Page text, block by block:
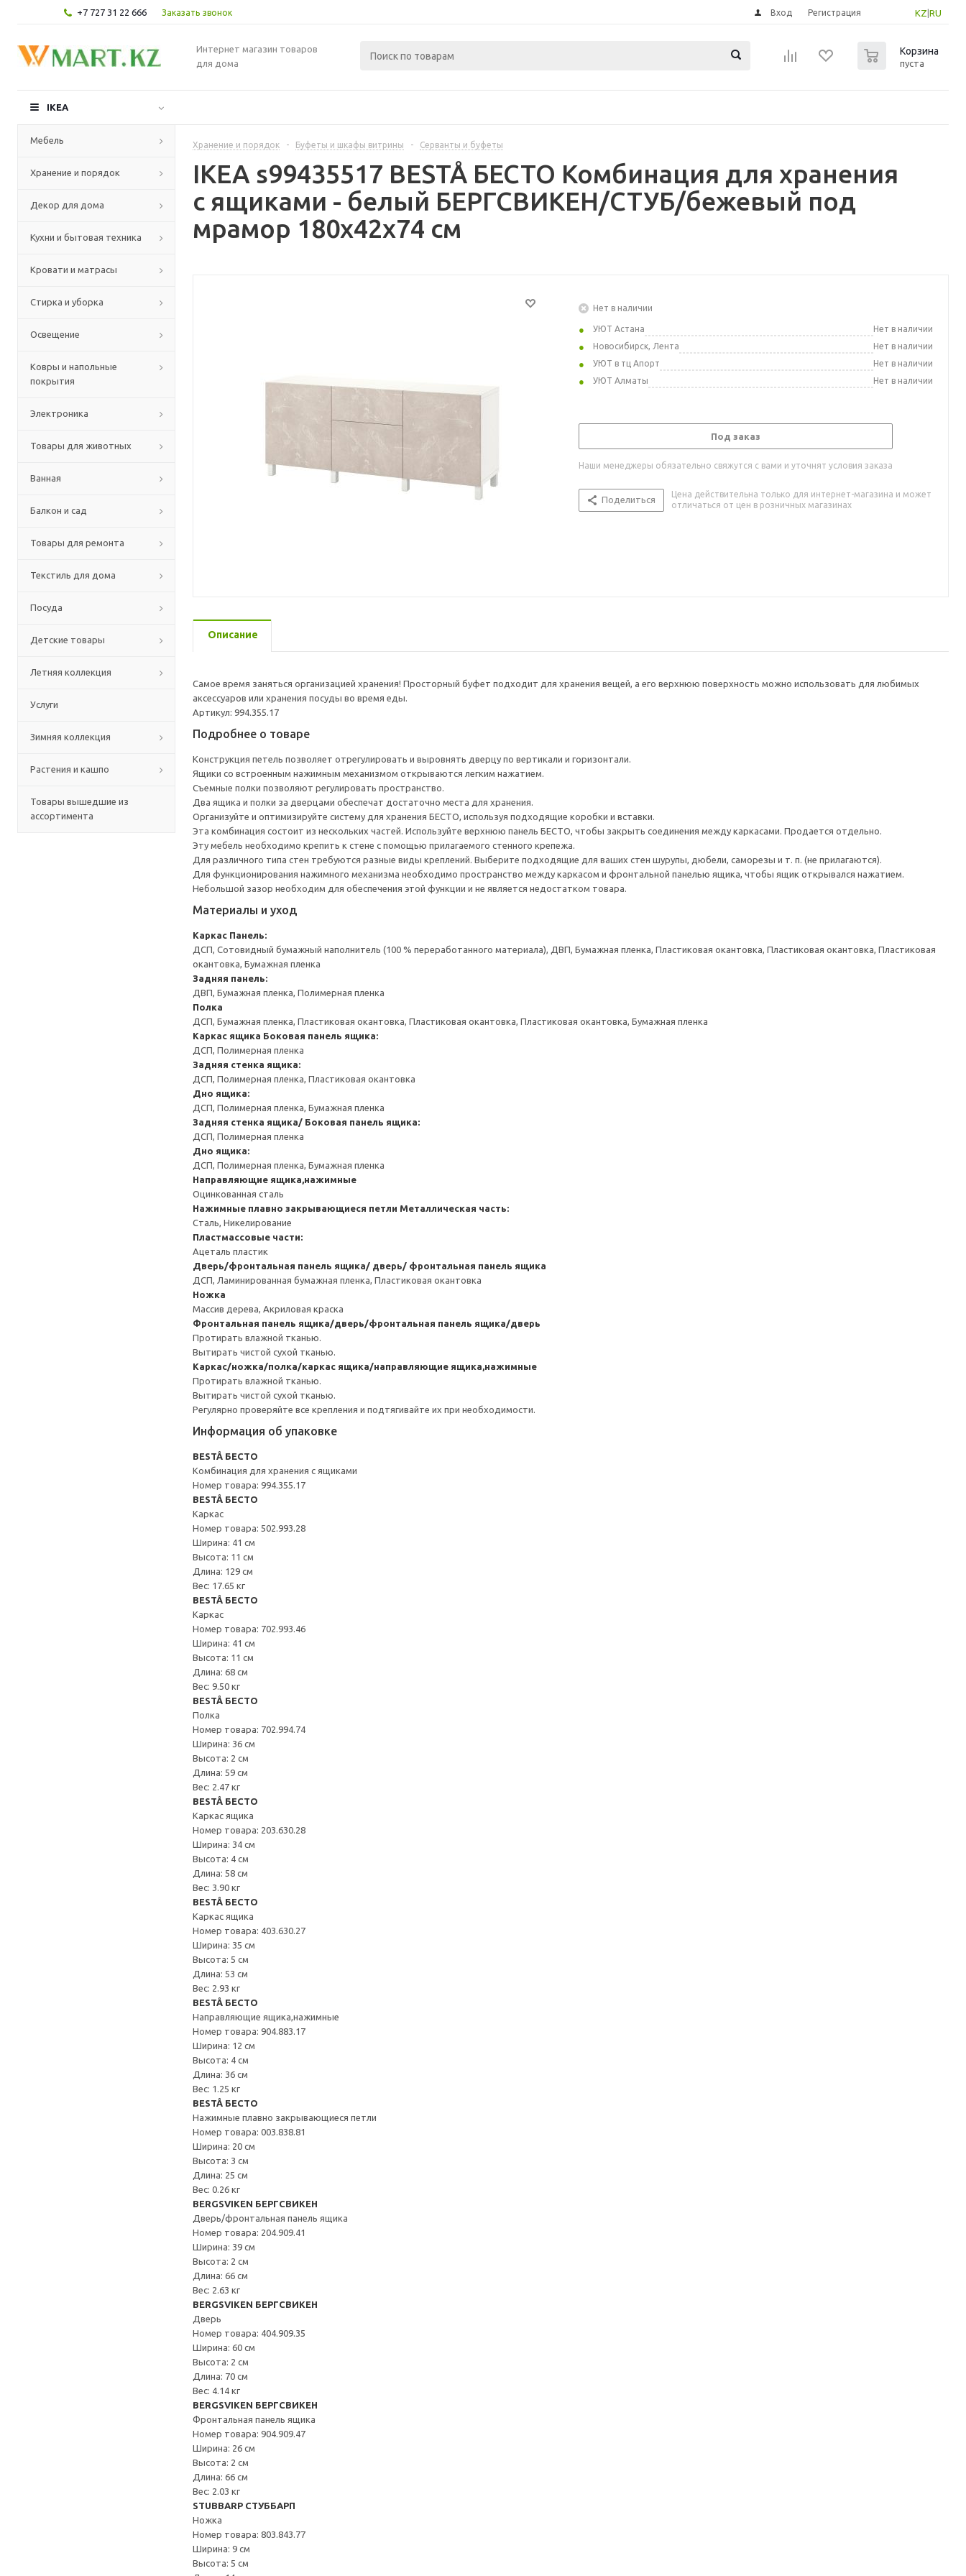
+7 727 31 22 666 Заказать звонок KZ RU
Вход Регистрация
Интернет магазин товаров
для дома
Корзина
пуста
IKEA
Мебель
Хранение и порядок
Декор для дома
Кухни и бытовая техника
Кровати и матрасы
Стирка и уборка
Освещение
Ковры и напольные
покрытия
Электроника
Товары для животных
Ванная
Балкон и сад
Товары для ремонта
Текстиль для дома
Посуда
Детские товары
Летняя коллекция
Услуги
Зимняя коллекция
Растения и кашпо
Товары вышедшие из
ассортимента
Хранение и порядок - Буфеты и шкафы витрины - Серванты и буфеты
IKEA s99435517 BESTÅ БЕСТО Комбинация для хранения
с ящиками - белый БЕРГСВИКЕН/СТУБ/бежевый под
мрамор 180x42x74 см
Нет в наличии
УЮТ Астана
Нет в наличии
Новосибирск, Лента
Нет в наличии
УЮТ в тц Апорт
Нет в наличии
УЮТ Алматы
Нет в наличии
Под заказ
Наши менеджеры обязательно свяжутся с вами и уточнят условия заказа
Поделиться
Цена действительна только для интернет-магазина и может
отличаться от цен в розничных магазинах
Описание
Самое время заняться организацией хранения! Просторный буфет подходит для хранения вещей, а его верхнюю поверхность можно использовать для любимых
аксессуаров или хранения посуды во время еды.
Артикул: 994.355.17
Подробнее о товаре
Конструкция петель позволяет отрегулировать и выровнять дверцу по вертикали и горизонтали.
Ящики со встроенным нажимным механизмом открываются легким нажатием.
Съемные полки позволяют регулировать пространство.
Два ящика и полки за дверцами обеспечат достаточно места для хранения.
Организуйте и оптимизируйте систему для хранения БЕСТО, используя подходящие коробки и вставки.
Эта комбинация состоит из нескольких частей. Используйте верхнюю панель БЕСТО, чтобы закрыть соединения между каркасами. Продается отдельно.
Эту мебель необходимо крепить к стене с помощью прилагаемого стенного крепежа.
Для различного типа стен требуются разные виды креплений. Выберите подходящие для ваших стен шурупы, дюбели, саморезы и т. п. (не прилагаются).
Для функционирования нажимного механизма необходимо пространство между каркасом и фронтальной панелью ящика, чтобы ящик открывался нажатием.
Небольшой зазор необходим для обеспечения этой функции и не является недостатком товара.
Материалы и уход
Каркас Панель:
ДСП, Сотовидный бумажный наполнитель (100 % переработанного материала), ДВП, Бумажная пленка, Пластиковая окантовка, Пластиковая окантовка, Пластиковая
окантовка, Бумажная пленка
Задняя панель:
ДВП, Бумажная пленка, Полимерная пленка
Полка
ДСП, Бумажная пленка, Пластиковая окантовка, Пластиковая окантовка, Пластиковая окантовка, Бумажная пленка
Каркас ящика Боковая панель ящика:
ДСП, Полимерная пленка
Задняя стенка ящика:
ДСП, Полимерная пленка, Пластиковая окантовка
Дно ящика:
ДСП, Полимерная пленка, Бумажная пленка
Задняя стенка ящика/ Боковая панель ящика:
ДСП, Полимерная пленка
Дно ящика:
ДСП, Полимерная пленка, Бумажная пленка
Направляющие ящика,нажимные
Оцинкованная сталь
Нажимные плавно закрывающиеся петли Металлическая часть:
Сталь, Никелирование
Пластмассовые части:
Ацеталь пластик
Дверь/фронтальная панель ящика/ дверь/ фронтальная панель ящика
ДСП, Ламинированная бумажная пленка, Пластиковая окантовка
Ножка
Массив дерева, Акриловая краска
Фронтальная панель ящика/дверь/фронтальная панель ящика/дверь
Протирать влажной тканью.
Вытирать чистой сухой тканью.
Каркас/ножка/полка/каркас ящика/направляющие ящика,нажимные
Протирать влажной тканью.
Вытирать чистой сухой тканью.
Регулярно проверяйте все крепления и подтягивайте их при необходимости.
Информация об упаковке
BESTÅ БЕСТО
Комбинация для хранения с ящиками
Номер товара: 994.355.17
BESTÅ БЕСТО
Каркас
Номер товара: 502.993.28
Ширина: 41 см
Высота: 11 см
Длина: 129 см
Вес: 17.65 кг
BESTÅ БЕСТО
Каркас
Номер товара: 702.993.46
Ширина: 41 см
Высота: 11 см
Длина: 68 см
Вес: 9.50 кг
BESTÅ БЕСТО
Полка
Номер товара: 702.994.74
Ширина: 36 см
Высота: 2 см
Длина: 59 см
Вес: 2.47 кг
BESTÅ БЕСТО
Каркас ящика
Номер товара: 203.630.28
Ширина: 34 см
Высота: 4 см
Длина: 58 см
Вес: 3.90 кг
BESTÅ БЕСТО
Каркас ящика
Номер товара: 403.630.27
Ширина: 35 см
Высота: 5 см
Длина: 53 см
Вес: 2.93 кг
BESTÅ БЕСТО
Направляющие ящика,нажимные
Номер товара: 904.883.17
Ширина: 12 см
Высота: 4 см
Длина: 36 см
Вес: 1.25 кг
BESTÅ БЕСТО
Нажимные плавно закрывающиеся петли
Номер товара: 003.838.81
Ширина: 20 см
Высота: 3 см
Длина: 25 см
Вес: 0.26 кг
BERGSVIKEN БЕРГСВИКЕН
Дверь/фронтальная панель ящика
Номер товара: 204.909.41
Ширина: 39 см
Высота: 2 см
Длина: 66 см
Вес: 2.63 кг
BERGSVIKEN БЕРГСВИКЕН
Дверь
Номер товара: 404.909.35
Ширина: 60 см
Высота: 2 см
Длина: 70 см
Вес: 4.14 кг
BERGSVIKEN БЕРГСВИКЕН
Фронтальная панель ящика
Номер товара: 904.909.47
Ширина: 26 см
Высота: 2 см
Длина: 66 см
Вес: 2.03 кг
STUBBARP СТУББАРП
Ножка
Номер товара: 803.843.77
Ширина: 9 см
Высота: 5 см